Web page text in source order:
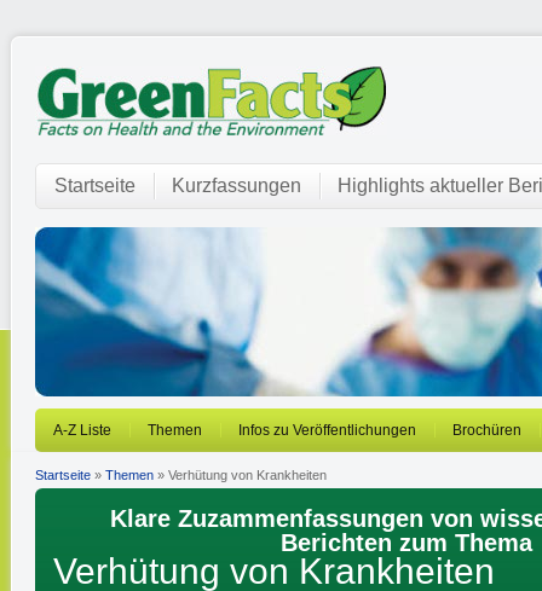
Startseite Kurzfassungen Highlights aktueller
A-Z Liste Themen Infos zu Veröffentlichungen Brochüren
Startseite » Themen » Verhütung von Krankheiten
Klare Zuzammenfassungen von
Berichten zum Thema
Verhütung von Krankheiten